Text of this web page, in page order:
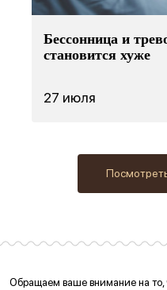
Бессонница и
становится хуже
27 июля
Обращаем ваше внимание на то,